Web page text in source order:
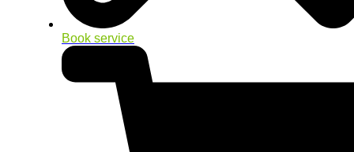
Book service